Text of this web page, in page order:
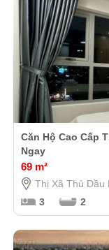
Căn Hộ Cao Cấp
Ngay
69 m²
Thị Xã Thủ Dầu
3
2